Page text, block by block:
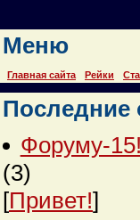
Меню
Главная сайта Рейки
Форуму-15!
(3)
[Привет!]